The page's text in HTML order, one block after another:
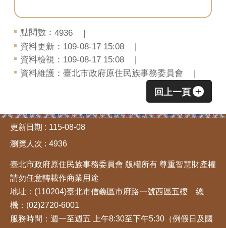
臺
北
卡
點閱數： 4936
資料更新：109-08-17 15:08
資料檢視：109-08-17 15:08
資料維護：臺北市政府原住民族事務委員會
回上一頁
:::
更新日期
115-08-08
瀏覽人次
4936
臺北市政府原住民族事務委員會 版權所有 尊重智慧財產權
請勿任意轉載作商業用途
地址：(110204)臺北市信義區市府路一號西區五樓 總
機：(02)2720-6001
服務時間：週一至週五 上午8:30至下午5:30（例假日及國